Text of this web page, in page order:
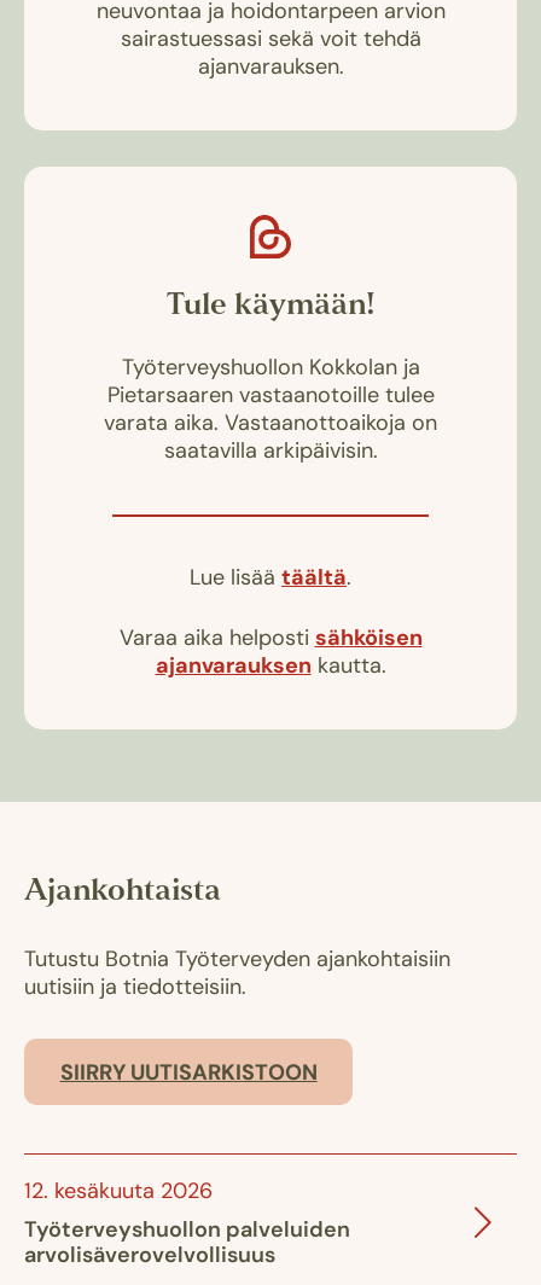
neuvontaa ja hoidontarpeen arvion
sairastuessasi sekä voit tehdä
ajanvarauksen.
Tule käymään!
Työterveyshuollon Kokkolan ja
Pietarsaaren vastaanotoille tulee
varata aika. Vastaanottoaikoja on
saatavilla arkipäivisin.
Lue lisää täältä.
Varaa aika helposti sähköisen
ajanvarauksen kautta.
Ajankohtaista
Tutustu Botnia Työterveyden ajankohtaisiin
uutisiin ja tiedotteisiin.
SIIRRY UUTISARKISTOON
12. kesäkuuta 2026
Työterveyshuollon palveluiden
arvolisäverovelvollisuus